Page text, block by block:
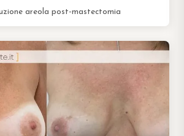
areola post-mastectomia